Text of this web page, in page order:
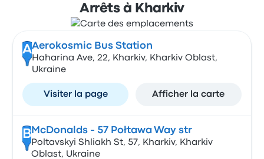
Arrêts à Kharkiv
AAerokosmic Bus Station
Haharina Ave, 22, Kharkiv, Kharkiv Oblast,
Ukraine
Visiter la page Afficher la carte
B McDonalds - 57 Połtawa Way str
Poltavskyi Shliakh St, 57, Kharkiv, Kharkiv
Oblast, Ukraine